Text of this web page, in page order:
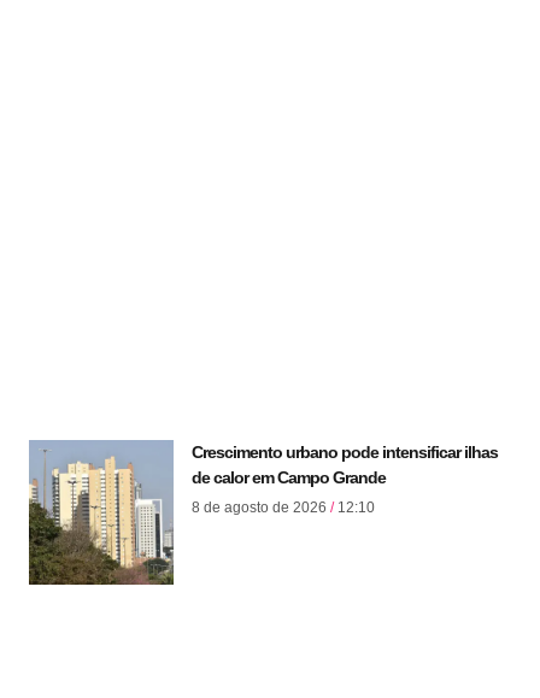
Crescimento urbano pode intensificar ilhas
de calor em Campo Grande
8 de agosto de 2026 12:10